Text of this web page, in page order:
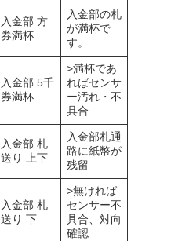
入金部 方
券満杯
入金部の札
が満杯で
す。
入金部 5千
券満杯
>満杯であ
ればセンサ
ー汚れ・不
具合
入金部 札
送り 上下
入金部札通
路に紙幣が
残留
入金部 札
送り 下
>無ければ
センサー不
具合、対向
確認